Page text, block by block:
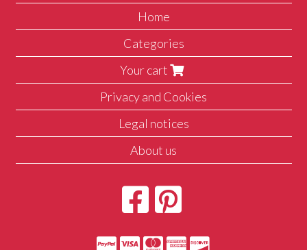
Home
Categories
Your cart
Privacy and Cookies
Legal notices
About us